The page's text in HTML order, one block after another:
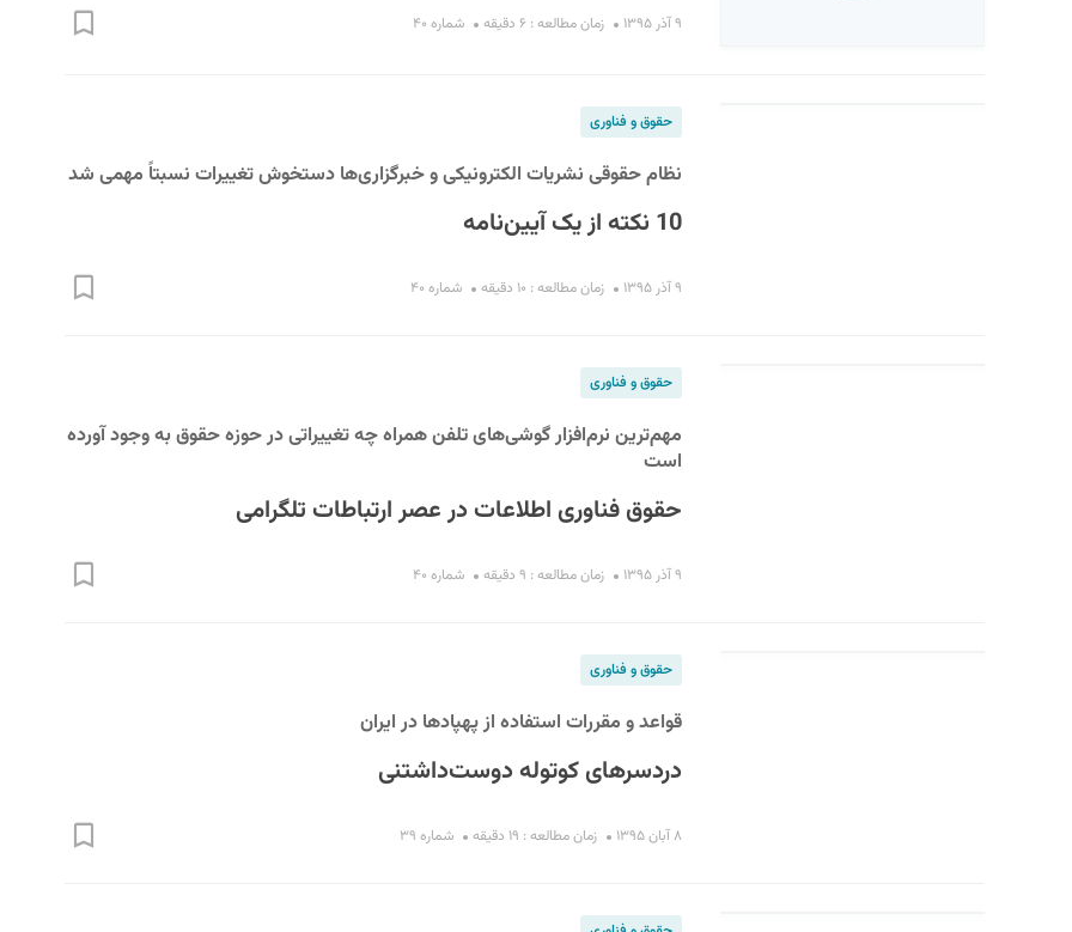
۹ آذر ۱۳۹۵ زمان مطالعه : ۶ دقیقه شماره ۴۰
حقوق و فناوری
نظام حقوقی نشریات الکترونیکی و خبرگزاری‌ها دستخوش تغییرات نسبتاً مهمی شد
10 نکته از یک آیین‌نامه
۹ آذر ۱۳۹۵ زمان مطالعه : ۱۰ دقیقه شماره ۴۰
حقوق و فناوری
مهم‌ترین نرم‌افزار گوشی‌های تلفن همراه چه تغییراتی در حوزه حقوق به وجود آورده‌
است
حقوق فناوری اطلاعات در عصر ارتباطات تلگرامی
۹ آذر ۱۳۹۵ زمان مطالعه : ۹ دقیقه شماره ۴۰
حقوق و فناوری
قواعد و مقررات استفاده از پهپادها در ایران
دردسرهای کوتوله دوست‌داشتنی
۸ آبان ۱۳۹۵ زمان مطالعه : ۱۹ دقیقه شماره ۳۹